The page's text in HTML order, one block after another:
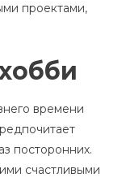
проектами,
времени
посторонних.
счастливыми